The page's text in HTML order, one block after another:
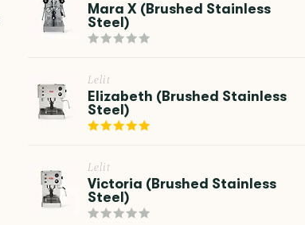
Mara X (Brushed Stainless
Steel)
Lelit
Elizabeth (Brushed Stainless
Steel)
Lelit
Victoria (Brushed Stainless
Steel)